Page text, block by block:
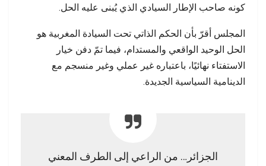
كونه صاحب الإطار السيادي الذي يُبنى عليه الحل.
المجلس أقرّ بأن الحكم الذاتي تحت السيادة المغربية هو
الحل الوحيد الواقعي والمستدام، فيما تمّ دفن خيار
الاستفتاء نهائيًا، باعتباره غير عملي وغير منسجم مع
الدينامية السياسية الجديدة.
الجزائر… من الراعي إلى الطرف المعني